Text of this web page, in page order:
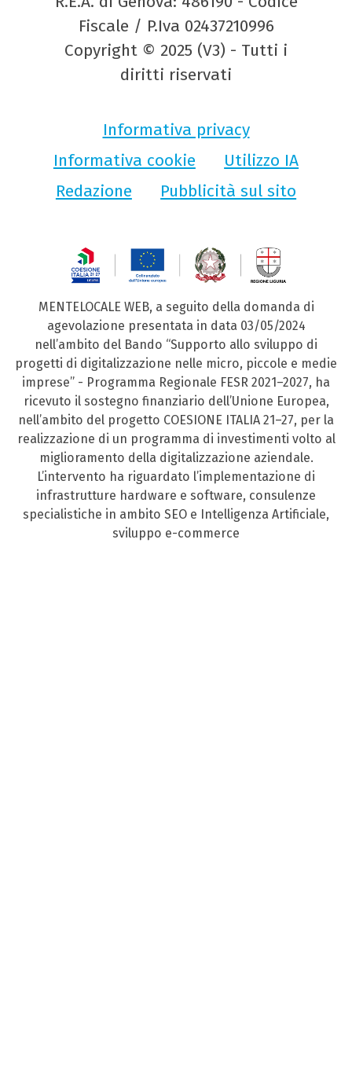
Fiscale / P.Iva 02437210996
Copyright © 2025 (V3) - Tutti i
diritti riservati
Informativa privacy
Informativa cookie
Utilizzo IA
Redazione
Pubblicità sul sito
MENTELOCALE WEB, a seguito della domanda di
agevolazione presentata in data 03/05/2024
nell’ambito del Bando “Supporto allo sviluppo di
progetti di digitalizzazione nelle micro, piccole e medie
imprese” - Programma Regionale FESR 2021–2027, ha
ricevuto il sostegno finanziario dell’Unione Europea,
nell’ambito del progetto COESIONE ITALIA 21–27, per la
realizzazione di un programma di investimenti volto al
miglioramento della digitalizzazione aziendale.
L’intervento ha riguardato l’implementazione di
infrastrutture hardware e software, consulenze
specialistiche in ambito SEO e Intelligenza Artificiale,
sviluppo e-commerce